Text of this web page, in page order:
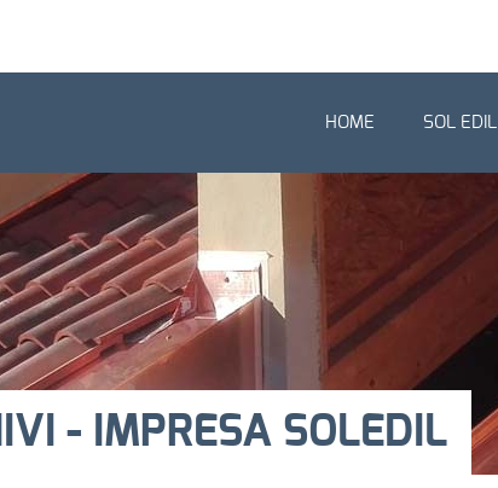
HOME SOL EDIL
- IMPRESA SOLEDIL